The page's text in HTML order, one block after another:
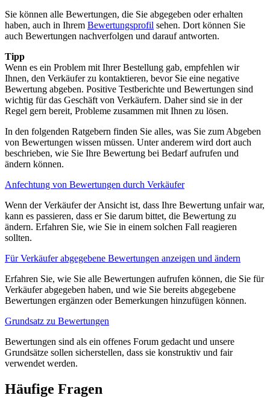
Sie können alle Bewertungen, die Sie abgegeben oder erhalten
haben, auch in Ihrem Bewertungsprofil sehen. Dort können Sie
auch Bewertungen nachverfolgen und darauf antworten.
Tipp
Wenn es ein Problem mit Ihrer Bestellung gab, empfehlen wir
Ihnen, den Verkäufer zu kontaktieren, bevor Sie eine negative
Bewertung abgeben. Positive Testberichte und Bewertungen sind
wichtig für das Geschäft von Verkäufern. Daher sind sie in der
Regel gern bereit, Probleme zusammen mit Ihnen zu lösen.
In den folgenden Ratgebern finden Sie alles, was Sie zum Abgeben
von Bewertungen wissen müssen. Unter anderem wird dort auch
beschrieben, wie Sie Ihre Bewertung bei Bedarf aufrufen und
ändern können.
Anfechtung von Bewertungen durch Verkäufer
Wenn der Verkäufer der Ansicht ist, dass Ihre Bewertung unfair war,
kann es passieren, dass er Sie darum bittet, die Bewertung zu
ändern. Erfahren Sie, wie Sie in einem solchen Fall reagieren
sollten.
Für Verkäufer abgegebene Bewertungen anzeigen und ändern
Erfahren Sie, wie Sie alle Bewertungen aufrufen können, die Sie für
Verkäufer abgegeben haben, und wie Sie bereits abgegebene
Bewertungen ergänzen oder Bemerkungen hinzufügen können.
Grundsatz zu Bewertungen
Bewertungen sind als ein offenes Forum gedacht und unsere
Grundsätze sollen sicherstellen, dass sie konstruktiv und fair
verwendet werden.
Häufige Fragen